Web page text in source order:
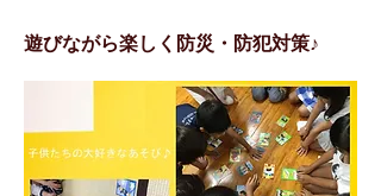
​遊びながら楽しく防災・防犯対策♪